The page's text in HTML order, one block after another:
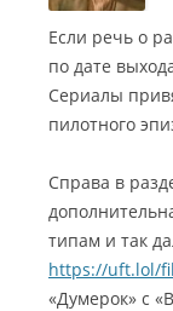
Если речь о
по дате
Сериалы
пилотного
Справа в
типам и так
https://uft.lol/
«Думерок» с